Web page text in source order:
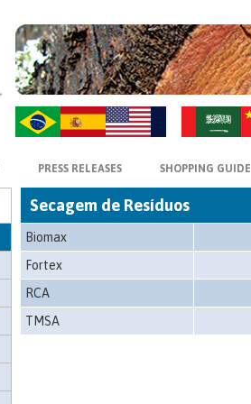
PRESS RELEASES SHOPPING GUIDE
Secagem de Resíduos
Biomax
Fortex
RCA
TMSA